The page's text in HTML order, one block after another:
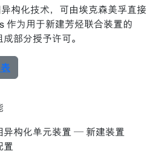
构化技术，可由埃克森美孚直接
作为用于新建芳烃联合装置的
部分授予许可。
异构化单元装置 — 新建装置
置